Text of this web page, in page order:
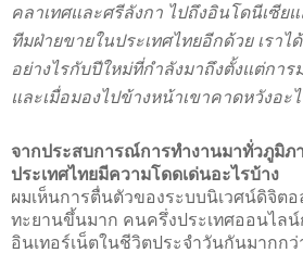
คลาเทศและศรีลังกา ไปถึงอินโดนีเซีย
ทีมฝ่ายขายในประเทศไทยอีกด้วย เราไ
อย่างไรกับปีใหม่ที่กำลังมาถึงตั้งแต่การ
และเมื่อมองไปข้างหน้าเขาคาดหวังอะ
จากประสบการณ์การทำงานมาทั่วภูมิภ
ประเทศไทยมีความโดดเด่นอะไรบ้าง
ผมเห็นการตื่นตัวของระบบนิเวศน์ดิจิตอ
ทะยานขึ้นมาก คนครึ่งประเทศออนไล
อินเทอร์เน็ตในชีวิตประจำวันกันมากกว่